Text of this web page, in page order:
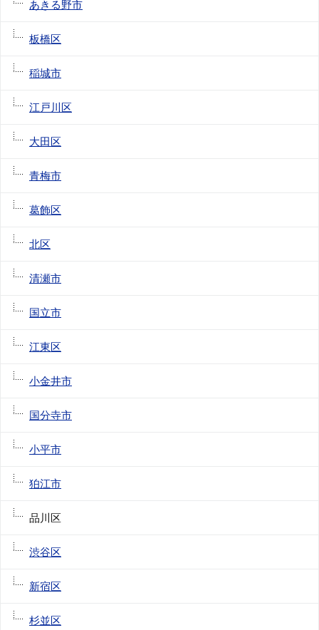
あきる野市
板橋区
稲城市
江戸川区
大田区
青梅市
葛飾区
北区
清瀬市
国立市
江東区
小金井市
国分寺市
小平市
狛江市
品川区
渋谷区
新宿区
杉並区